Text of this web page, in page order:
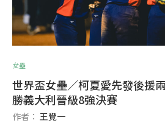
女壘
世界盃女壘／柯夏愛先發後援
勝義大利晉級8強決賽
作者： 王覺一